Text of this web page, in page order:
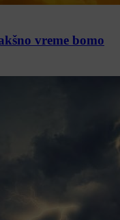
vreme bomo